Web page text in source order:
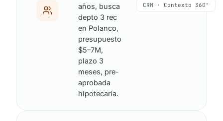
años, busca
depto 3 rec
en Polanco,
presupuesto
$5–7M,
plazo 3
meses, pre-
aprobada
hipotecaria.
CRM · Contexto 360°